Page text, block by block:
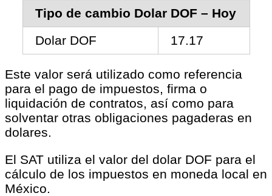
Tipo de cambio Dolar DOF – Hoy
Dolar DOF
17.17
Este valor será utilizado como referencia
para el pago de impuestos, firma o
liquidación de contratos, así como para
solventar otras obligaciones pagaderas en
dolares.
El SAT utiliza el valor del dolar DOF para el
cálculo de los impuestos en moneda local en
México.